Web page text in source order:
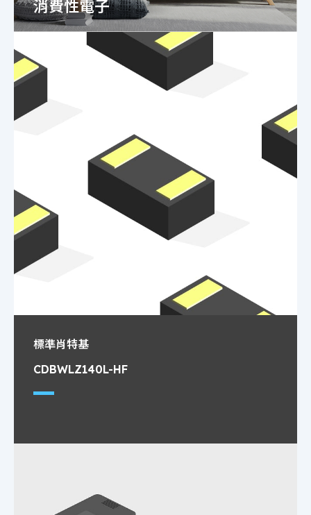
標準肖特基
CDBWLZ140L-HF
消費性電子